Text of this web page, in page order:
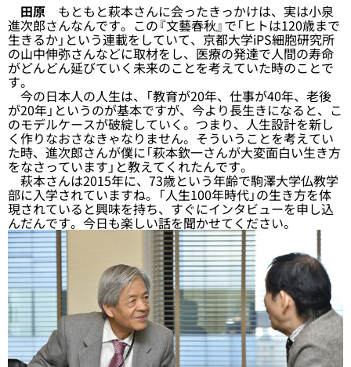
田原 もともと萩本さんに会ったきっかけは、実は小泉
進次郎さんなんです。この『文藝春秋』で「ヒトは120歳まで
生きるか」という連載をしていて、京都大学iPS細胞研究所
の山中伸弥さんなどに取材をし、医療の発達で人間の寿命
がどんどん延びていく未来のことを考えていた時のことで
す。
今の日本人の人生は、「教育が20年、仕事が40年、老後
が20年」というのが基本ですが、今より長生きになると、こ
のモデルケースが破綻していく。つまり、人生設計を新し
く作りなおさなきゃなりません。そういうことを考えてい
た時、進次郎さんが僕に「萩本欽一さんが大変面白い生き方
をなさっています」と教えてくれたんです。
萩本さんは2015年に、73歳という年齢で駒澤大学仏教学
部に入学されていますね。「人生100年時代」の生き方を体
現されていると興味を持ち、すぐにインタビューを申し込
んだんです。今日も楽しい話を聞かせてください。